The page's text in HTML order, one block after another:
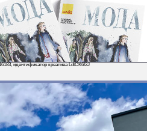
идентификатор креатива LdtCK6f2J